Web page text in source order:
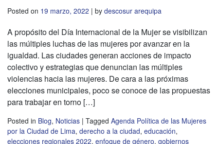
Posted on 19 marzo, 2022 | by descosur arequipa
A propósito del Día Internacional de la Mujer se visibilizan
las múltiples luchas de las mujeres por avanzar en la
igualdad. Las ciudades generan acciones de impacto
colectivo y estrategias que denuncian las múltiples
violencias hacia las mujeres. De cara a las próximas
elecciones municipales, poco se conoce de las propuestas
para trabajar en torno […]
Posted in Blog, Noticias | Tagged Agenda Política de las Mujeres
por la Ciudad de Lima, derecho a la ciudad, educación,
elecciones regionales 2022, enfoque de género, gobiernos